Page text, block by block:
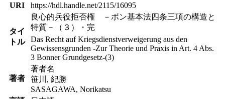
URI https://hdl.handle.net/2115/16095
タイ
トル
良心的兵役拒否権 －ボン基本法四条三項の構造と
特質－（３）・完
Das Recht auf Kriegsdienstverweigerung aus den
Gewissensgrunden -Zur Theorie und Praxis in Art. 4 Abs.
3 Bonner Grundgesetz-(3)
著者
著者名
笹川, 紀勝
SASAGAWA, Norikatsu